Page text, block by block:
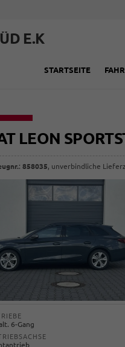
E.K
STARTSEITE
LEON
:858035, unverbindliche
6-Gang